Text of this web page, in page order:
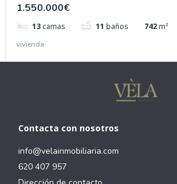
1.550.000€
13 camas 11 baños 742 m²
vivienda
Contacta con nosotros
info@velainmobiliaria.com
620 407 957